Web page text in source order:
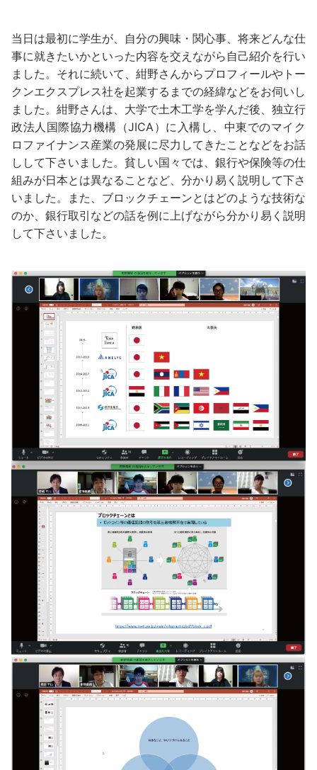
当日は最初に学生が、自分の興味・関心事、将来どんな仕
事に就きたいかといった内容を交えながら自己紹介を行い
ました。それに続いて、紺野さんからプロフィールやトー
クンエクスプレス社を起業するまでの経緯などをお伺いし
ました。紺野さんは、大学で土木工学を学んだ後、独立行
政法人国際協力機構（JICA）に入構し、中東でのマイク
ロファイナンス産業の発展に尽力してきたことなどをお話
しして下さいました。貧しい国々では、銀行や保険等の仕
組みが日本とは異なることなど、分かり易く説明して下さ
いました。また、ブロックチェーンとはどのような技術な
のか、銀行取引などの話を例に上げながら分かり易く説明
して下さいました。